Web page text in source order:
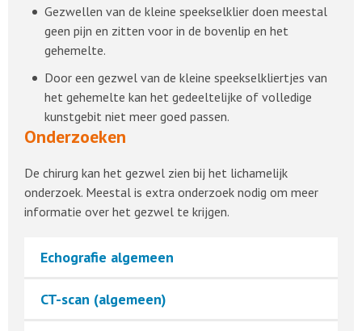
Gezwellen van de kleine speekselklier doen meestal
geen pijn en zitten voor in de bovenlip en het
gehemelte.
Door een gezwel van de kleine speekselkliertjes van
het gehemelte kan het gedeeltelijke of volledige
kunstgebit niet meer goed passen.
Onderzoeken
De chirurg kan het gezwel zien bij het lichamelijk
onderzoek. Meestal is extra onderzoek nodig om meer
informatie over het gezwel te krijgen.
Echografie algemeen
CT-scan (algemeen)